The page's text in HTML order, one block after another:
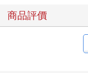
商品評價